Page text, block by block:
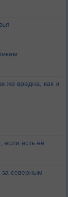
же вредна, как и
если есть её
за северным